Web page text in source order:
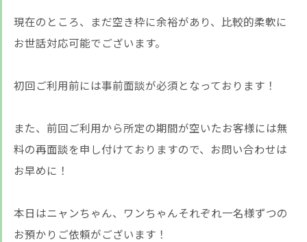
現在のところ、まだ空き枠に余裕があり、比較的柔軟に
お世話対応可能でございます。
初回ご利用前には事前面談が必須となっております！
また、前回ご利用から所定の期間が空いたお客様には無
料の再面談を申し付けておりますので、お問い合わせは
お早めに！
本日はニャンちゃん、ワンちゃんそれぞれ一名様ずつの
お預かりご依頼がございます！